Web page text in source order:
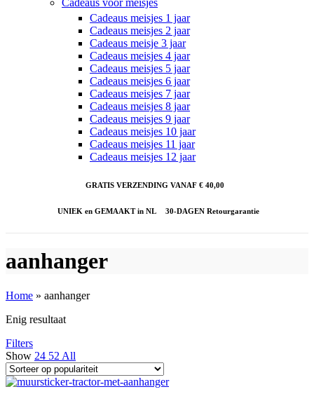
Cadeaus voor meisjes
Cadeaus meisjes 1 jaar
Cadeaus meisjes 2 jaar
Cadeaus meisje 3 jaar
Cadeaus meisjes 4 jaar
Cadeaus meisjes 5 jaar
Cadeaus meisjes 6 jaar
Cadeaus meisjes 7 jaar
Cadeaus meisjes 8 jaar
Cadeaus meisjes 9 jaar
Cadeaus meisjes 10 jaar
Cadeaus meisjes 11 jaar
Cadeaus meisjes 12 jaar
GRATIS VERZENDING VANAF € 40,00
UNIEK en GEMAAKT in NL 30-DAGEN Retourgarantie
aanhanger
Home » aanhanger
Enig resultaat
Filters
Show 24 52 All